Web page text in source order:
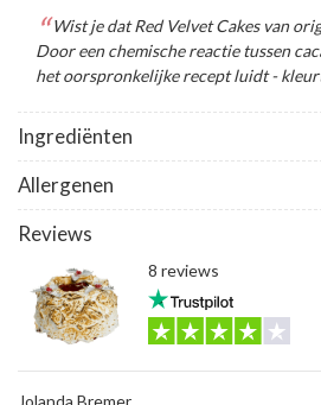
Ingrediënten
Allergenen
Wist je dat Red Velvet Cakes van
Door een chemische reactie tussen
het oorspronkelijke recept luidt -
Reviews
8 reviews